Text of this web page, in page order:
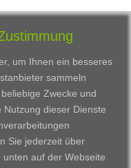
Bildungsangebot
Ausbildung
um Ihnen ein besseres
sammeln
Zwecke und
dieser Dienste
Sie jederzeit über
unten auf der Webseite